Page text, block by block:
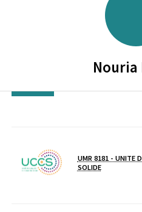
Nouria
UMR 8181 - UNITE
SOLIDE